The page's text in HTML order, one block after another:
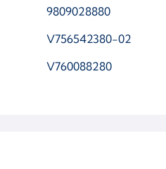
9809028880
V756542380-02
V760088280